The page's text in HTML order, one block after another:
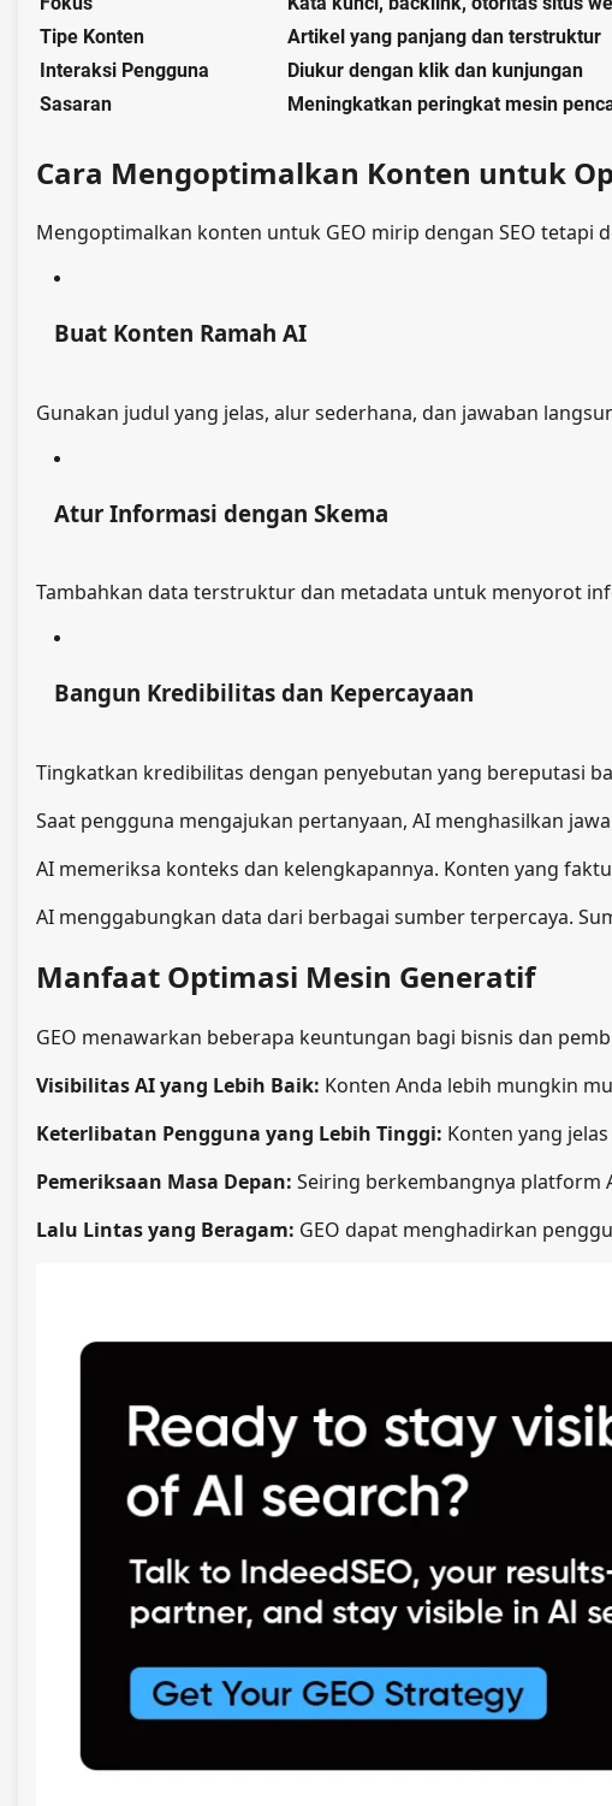
Tipe Konten
Artikel yang panjang dan terstruktur
Interaksi Pengguna
Diukur dengan klik dan kunjungan
Sasaran
Meningkatkan peringkat mesin
Cara Mengoptimalkan Konten untuk
Mengoptimalkan konten untuk GEO mirip dengan SEO tetapi
Buat Konten Ramah AI
Gunakan judul yang jelas, alur sederhana, dan jawaban
Atur Informasi dengan Skema
Tambahkan data terstruktur dan metadata untuk menyorot
Bangun Kredibilitas dan Kepercayaan
Tingkatkan kredibilitas dengan penyebutan yang bereputasi
Saat pengguna mengajukan pertanyaan, AI menghasilkan
AI memeriksa konteks dan kelengkapannya. Konten yang
AI menggabungkan data dari berbagai sumber terpercaya.
Manfaat Optimasi Mesin Generatif
GEO menawarkan beberapa keuntungan bagi bisnis dan
Visibilitas AI yang Lebih Baik: Konten Anda lebih mungkin
Keterlibatan Pengguna yang Lebih Tinggi: Konten yang
Pemeriksaan Masa Depan: Seiring berkembangnya platform
Lalu Lintas yang Beragam: GEO dapat menghadirkan